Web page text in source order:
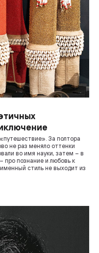
За полтора
не раз меняло оттенки
во имя науки, затем – в
про познание и любовь к
стиль не выходит из